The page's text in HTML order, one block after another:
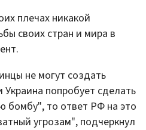
плечах никакой
своих стран и мира в
не могут создать
попробует сделать
бомбу", то ответ РФ на это
угрозам", подчеркнул